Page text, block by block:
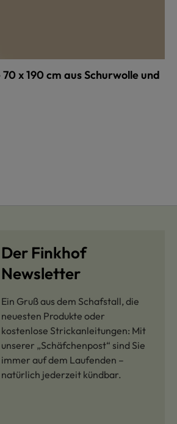
x 190 cm aus Schurwolle und
Der Finkhof
Newsletter
Ein Gruß aus dem Schafstall, die
neuesten Produkte oder
kostenlose Strickanleitungen: Mit
unserer „Schäfchenpost“ sind Sie
immer auf dem Laufenden –
natürlich jederzeit kündbar.